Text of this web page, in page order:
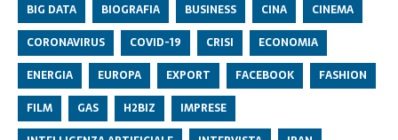
BIG DATA
BIOGRAFIA BUSINESS CINA
CINEMA
CORONAVIRUS
COVID-19 CRISI
ECONOMIA
ENERGIA
EUROPA EXPORT FACEBOOK
FASHION
FILM
GAS H2BIZ
IMPRESE